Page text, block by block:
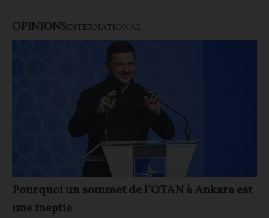
OPINIONSINTERNATIONAL
Pourquoi un sommet de l’OTAN à Ankara est
une ineptie